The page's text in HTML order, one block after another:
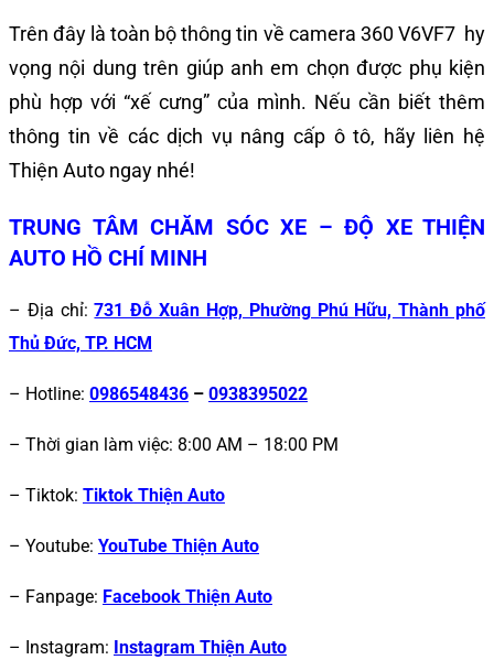
Trên đây là toàn bộ thông tin về camera 360 V6VF7 hy
vọng nội dung trên giúp anh em chọn được phụ kiện
phù hợp với “xế cưng” của mình. Nếu cần biết thêm
thông tin về các dịch vụ nâng cấp ô tô, hãy liên hệ
Thiện Auto ngay nhé!
TRUNG TÂM CHĂM SÓC XE – ĐỘ XE THIỆN
AUTO HỒ CHÍ MINH
– Địa chỉ:731 Đỗ Xuân Hợp, Phường Phú Hữu, Thành phố
Thủ Đức, TP. HCM
– Hotline: 0986548436 – 0938395022
– Thời gian làm việc: 8:00 AM – 18:00 PM
– Tiktok: Tiktok Thiện Auto
– Youtube: YouTube Thiện Auto
– Fanpage: Facebook Thiện Auto
– Instagram: Instagram Thiện Auto